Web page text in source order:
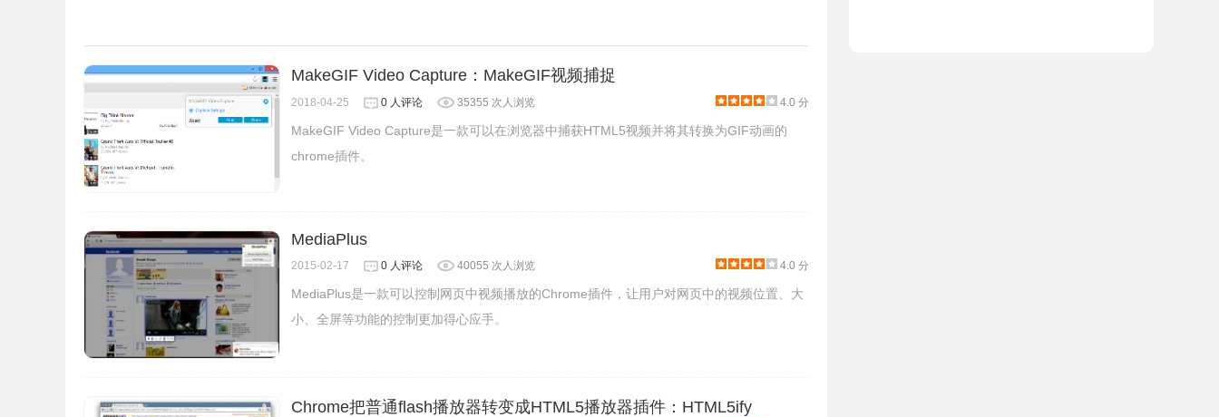
MakeGIF Video Capture：MakeGIF视频捕捉
2018-04-25 0 人评论 35355 次人浏览 4.0 分
MakeGIF Video Capture是一款可以在浏览器中捕获HTML5视频并将其转换为GIF动画的
chrome插件。
MediaPlus
2015-02-17 0 人评论 40055 次人浏览 4.0 分
MediaPlus是一款可以控制网页中视频播放的Chrome插件，让用户对网页中的视频位置、大
小、全屏等功能的控制更加得心应手。
Chrome把普通flash播放器转变成HTML5播放器插件：HTML5ify